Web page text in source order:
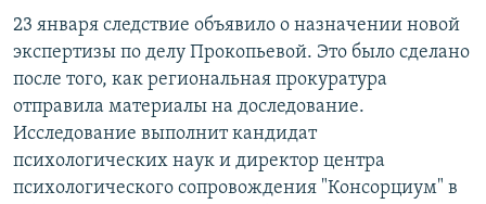
23 января следствие объявило о назначении новой
экспертизы по делу Прокопьевой. Это было сделано
после того, как региональная прокуратура
отправила материалы на доследование.
Исследование выполнит кандидат
психологических наук и директор центра
психологического сопровождения "Консорциум" в